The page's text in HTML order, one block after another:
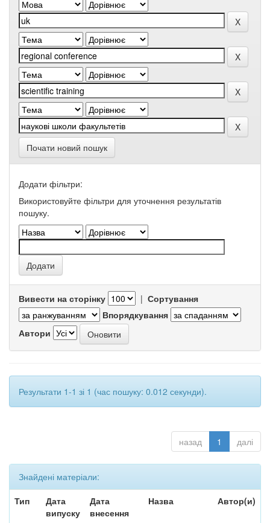
Почати новий пошук
Додати фільтри:
Використовуйте фільтри для уточнення результатів
пошуку.
Вивести на сторінку | Сортування
Впорядкування
Автори
Результати 1-1 зі 1 (час пошуку: 0.012 секунди).
назад 1 далі
Знайдені матеріали:
Тип
Дата
випуску
Дата
внесення
Назва Автор(и)